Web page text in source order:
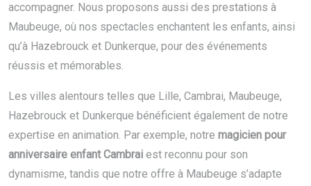
accompagner. Nous proposons aussi des prestations à
Maubeuge, où nos spectacles enchantent les enfants, ainsi
qu’à Hazebrouck et Dunkerque, pour des événements
réussis et mémorables.
Les villes alentours telles que Lille, Cambrai, Maubeuge,
Hazebrouck et Dunkerque bénéficient également de notre
expertise en animation. Par exemple, notre magicien pour
anniversaire enfant Cambrai est reconnu pour son
dynamisme, tandis que notre offre à Maubeuge s’adapte